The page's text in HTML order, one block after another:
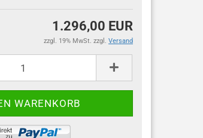
1.296,00 EUR
zzgl. 19% MwSt. zzgl. Versand